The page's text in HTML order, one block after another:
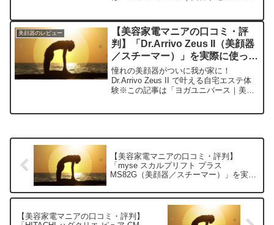
が紹介したいのが「ReFa CARAT
RAY」...
美顔器のレビュー
【美容家電マニアの口コミ・評
判】「Dr.Arrivo Zeus II（美顔器
／スチーマー）」を実際に使って
みた正直感想
憧れの美顔器がついに我が家に！
Dr.Arrivo Zeus II で叶える自宅エステ体
験※この記事は「ヨガユニバース｜美容
【美容家電マニアの口コミ・評判】
「myse スカルプリフト プラス
MS82G（美顔器／スチーマー）」を実際
【美容家電マニアの口コミ・評判】